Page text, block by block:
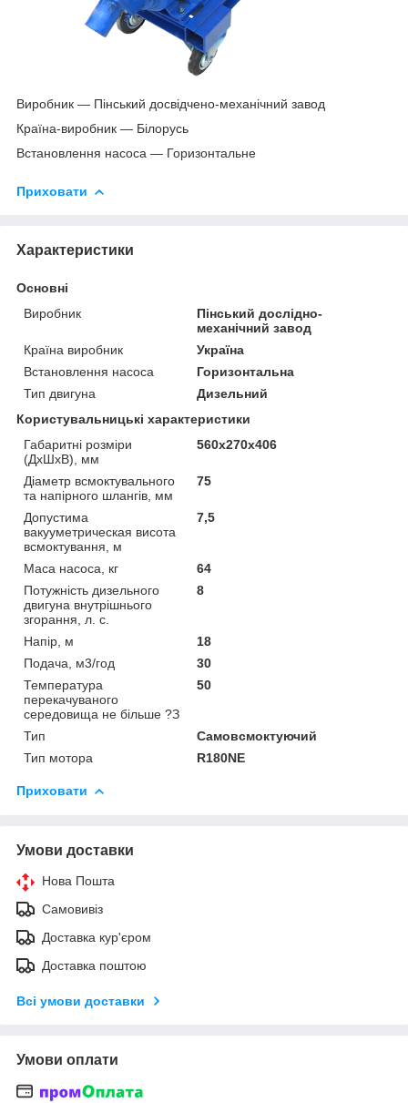
Виробник — Пінський досвідчено-механічний завод
Країна-виробник — Білорусь
Встановлення насоса — Горизонтальне
Приховати
Характеристики
Основні
Виробник
Пінський дослідно-
механічний завод
Країна виробник
Україна
Встановлення насоса
Горизонтальна
Тип двигуна
Дизельний
Користувальницькі характеристики
Габаритні розміри
(ДхШхВ), мм
560х270х406
Діаметр всмоктувального
та напірного шлангів, мм
75
Допустима
вакууметрическая висота
всмоктування, м
7,5
Маса насоса, кг
64
Потужність дизельного
двигуна внутрішнього
згорання, л. с.
8
Напір, м
18
Подача, м3/год
30
Температура
перекачуваного
середовища не більше ?З
50
Тип
Самовсмоктуючий
Тип мотора
R180NE
Приховати
Умови доставки
Нова Пошта
Самовивіз
Доставка кур'єром
Доставка поштою
Всі умови доставки
Умови оплати